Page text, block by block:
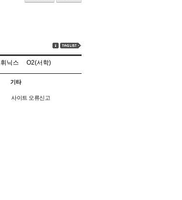
휘닉스 O2(서학)
기타
사이트 오류신고